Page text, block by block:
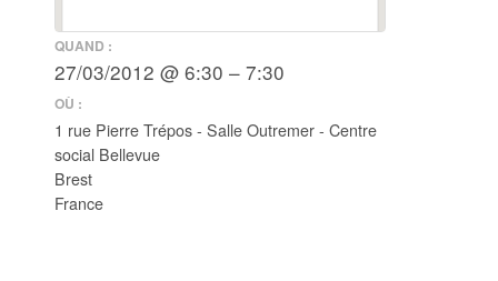
QUAND :
27/03/2012 @ 6:30 – 7:30
OÙ :
1 rue Pierre Trépos - Salle Outremer - Centre
social Bellevue
Brest
France